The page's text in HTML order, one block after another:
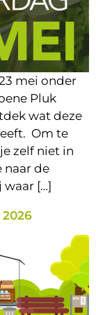
mei onder
Pluk
wat deze
Om te
zelf niet in
naar de
[…]